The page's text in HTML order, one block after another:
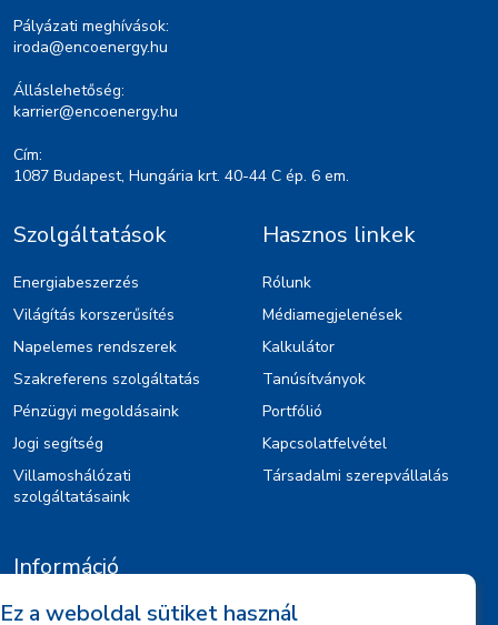
Pályázati meghívások:
iroda@encoenergy.hu
Álláslehetőség:
karrier@encoenergy.hu
Cím:
1087 Budapest, Hungária krt. 40-44 C ép. 6 em.
Szolgáltatások
Energiabeszerzés
Világítás korszerűsítés
Napelemes rendszerek
Szakreferens szolgáltatás
Pénzügyi megoldásaink
Jogi segítség
Villamoshálózati
szolgáltatásaink
Hasznos linkek
Rólunk
Médiamegjelenések
Kalkulátor
Tanúsítványok
Portfólió
Kapcsolatfelvétel
Társadalmi szerepvállalás
Információ
Kiajánlók
Ez a weboldal sütiket használ